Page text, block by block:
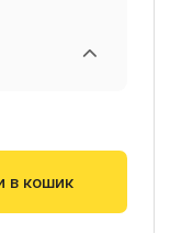
в кошик